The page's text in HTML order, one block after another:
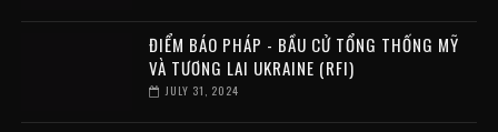
ĐIỂM BÁO PHÁP - BẦU CỬ TỔNG THỐNG MỸ
VÀ TƯƠNG LAI UKRAINE (RFI)
JULY 31, 2024